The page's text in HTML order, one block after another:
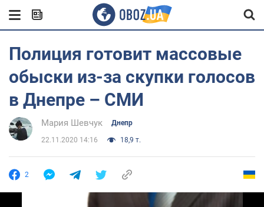
Полиция готовит массовые
обыски из-за скупки голосов
в Днепре – СМИ
Мария Шевчук Днепр
22.11.2020 14:16 18,9 т.
2